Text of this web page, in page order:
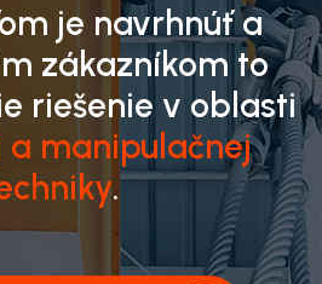
je navrhnúť a
zákazníkom to
riešenie v oblasti
a manipulačnej
.